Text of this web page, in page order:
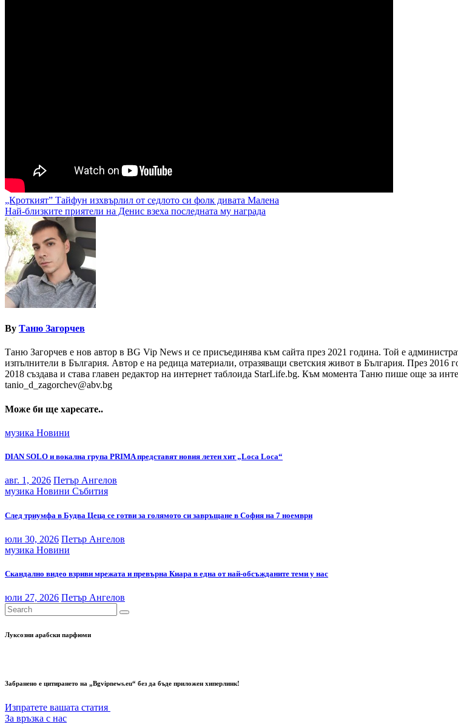
Навигация
„Кроткият” Тайфун изхвърлил от седлото си фолк дивата Малена
Най-близките приятели на Денис взеха последната му награда
By Таню Загорчев
Таню Загорчев е нов автор в BG Vip News и се присъединява към сайта през 2021 година. Той е
изпълнители в България. Автор е на редица материали, отразяващи светския живот в България. През 2016
2018 създава и става главен редактор на интернет таблоида StarLife.bg. Към момента Таню пише още за
tanio_d_zagorchev@abv.bg
Може би ще харесате..
музика Новини
DIAN SOLO и вокална група PRIMA представят новия летен хит „Loca Loca“
авг. 1, 2026 Петър Ангелов
музика Новини Събития
След триумфа в Будва Цеца се готви за голямото си завръщане в София на 7 ноември
юли 30, 2026 Петър Ангелов
музика Новини
Скандално видео взриви мрежата и превърна Киара в една от най-обсъжданите теми у нас
юли 27, 2026 Петър Ангелов
Луксозни арабски парфюми
Забранено е цитирането на „Bgvipnews.eu“ без да бъде приложен хиперлинк!
Изпратете вашата статия
За връзка с нас